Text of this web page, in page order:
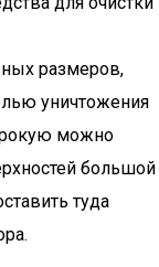
размеров,
уничтожения
можно
большой
туда